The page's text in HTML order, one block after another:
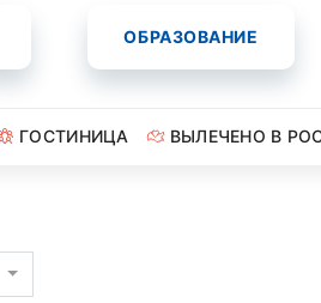
ОБРАЗОВАНИЕ
ГОСТИНИЦА ВЫЛЕЧЕНО В